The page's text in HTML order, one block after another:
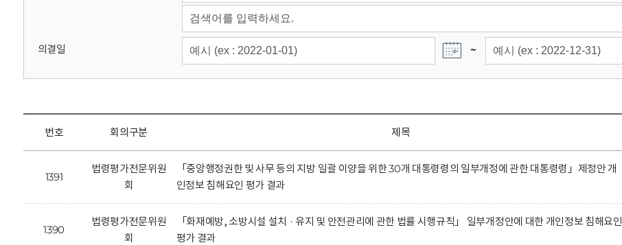
의결일 ~
번호 회의구분 제목
1391
법령평가전문위원
회
「중앙행정권한 및 사무 등의 지방 일괄 이양을 위한 30개 대통령령의 일부개정에 관한 대통령령」제정안 개
인정보 침해요인 평가 결과
1390
법령평가전문위원
회
「화재예방, 소방시설 설치 · 유지 및 안전관리에 관한 법률 시행규칙」 일부개정안에 대한 개인정보 침해요인
평가 결과